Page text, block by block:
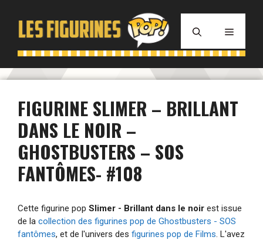
contenu
MENU
FIGURINE SLIMER – BRILLANT
DANS LE NOIR –
GHOSTBUSTERS – SOS
FANTÔMES- #108
Cette figurine pop Slimer - Brillant dans le noir est issue
de la collection des figurines pop de Ghostbusters - SOS
fantômes, et de l'univers des figurines pop de Films. L'avez